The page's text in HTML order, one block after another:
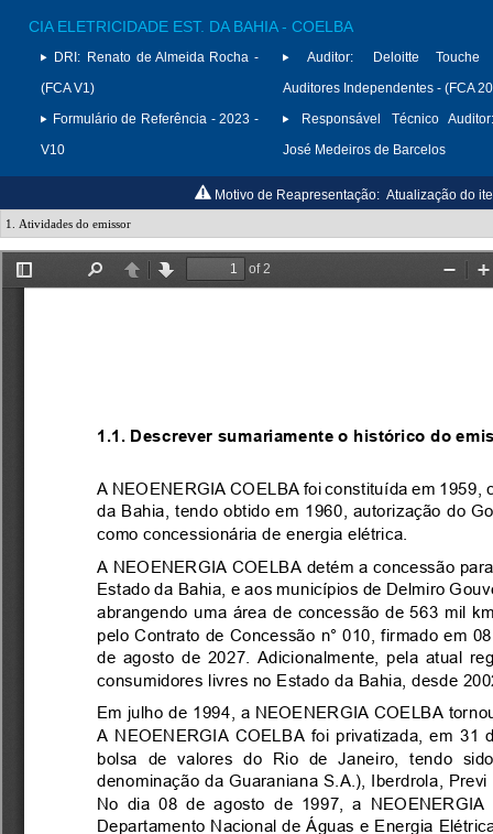
CIA ELETRICIDADE EST. DA BAHIA - COELBA
DRI: Renato de Almeida Rocha -
(FCA V1)
Formulário de Referência - 2023 -
V10
Auditor:
Deloitte Touche
Auditores Independentes - (FCA
Responsável Técnico
José Medeiros de Barcelos
Motivo de Reapresentação: Atualização do